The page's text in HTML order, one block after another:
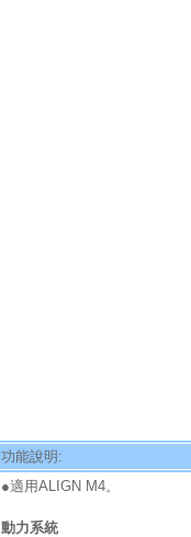
功能說明:
●適用ALIGN M4。
動力系統